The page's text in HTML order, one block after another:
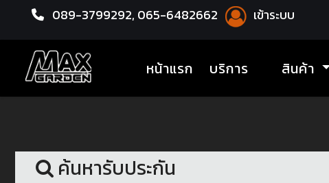
089-3799292, 065-6482662 เข้าระบบ
หน้าแรก(current)
บริการ สินค้า
หน้าแรก รับประกัน
ค้นหารับประกัน